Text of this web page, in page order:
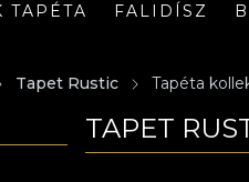
TAPÉTA FALIDÍSZ
Tapet Rustic Tapéta
TAPET